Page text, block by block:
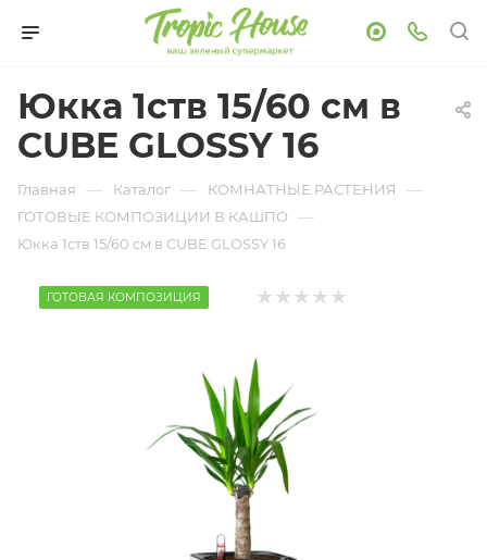
Юкка 1ств 15/60 см в
CUBE GLOSSY 16
Главная — Каталог — КОМНАТНЫЕ РАСТЕНИЯ —
ГОТОВЫЕ КОМПОЗИЦИИ В КАШПО —
Юкка 1ств 15/60 см в CUBE GLOSSY 16
ГОТОВАЯ КОМПОЗИЦИЯ